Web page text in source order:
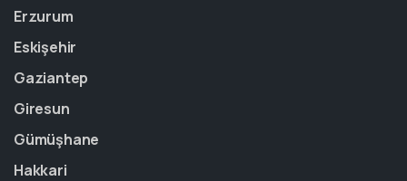
Erzurum
Eskişehir
Gaziantep
Giresun
Gümüşhane
Hakkari